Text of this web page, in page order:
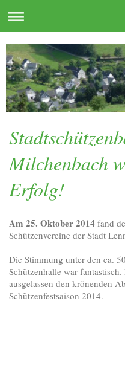
Milchenbach
Erfolg!
Am 25. Oktober 2014 fand
Schützenvereine der Stadt
Die Stimmung unter den ca.
Schützenhalle war
ausgelassen den krönenden
Schützenfestsaison 2014.